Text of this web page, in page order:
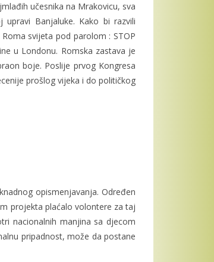
učesnika na Mrakovicu, sva
upravi Banjaluke. Kako bi razvili
svijeta pod parolom : STOP
u Londonu. Romska zastava je
boje. Poslije prvog Kongresa
prošlog vijeka i do političkog
opismenjavanja. Određen
projekta plaćalo volontere za taj
nacionalnih manjina sa djecom
pripadnost, može da postane